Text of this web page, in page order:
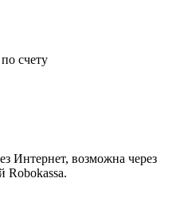
счету
Интернет, возможна через
Robokassa.